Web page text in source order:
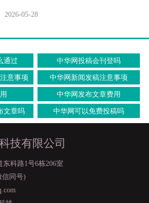
2026-05-28
通过 中华网投稿会刊登吗
意事项 中华网新闻发稿注意事项
中华网发布文章费用
文章吗 中华网可以免费投稿吗
技有限公司
科路1号6栋206室
信同号)